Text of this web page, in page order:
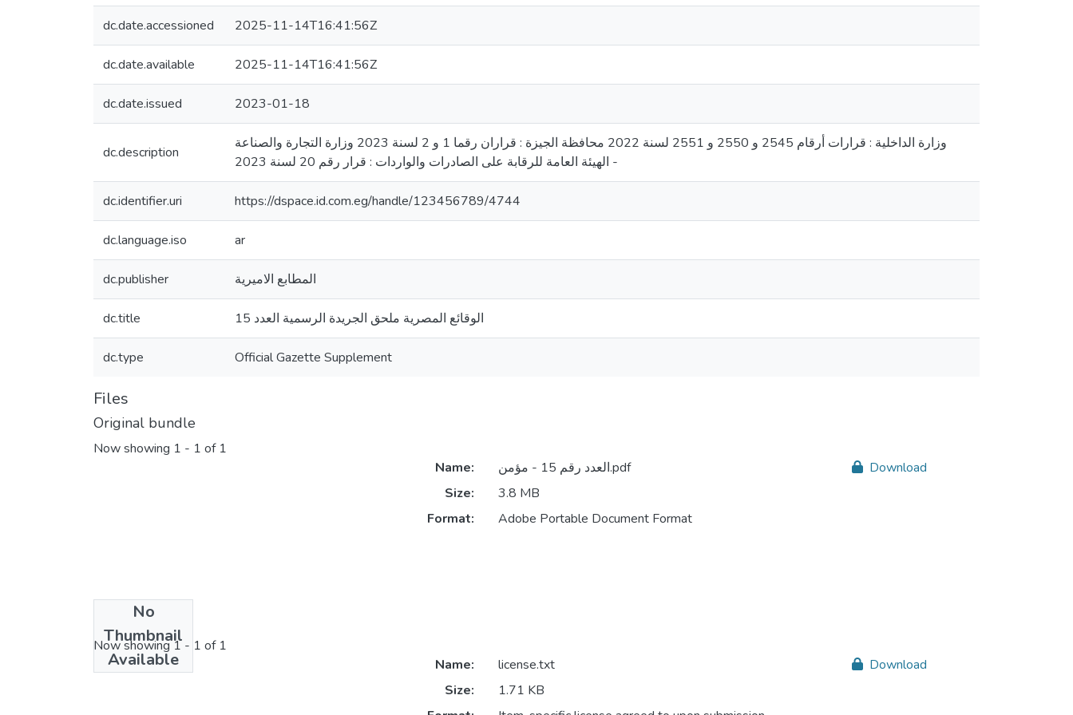
dc.date.accessioned 2025-11-14T16:41:56Z
dc.date.available 2025-11-14T16:41:56Z
dc.date.issued 2023-01-18
dc.description
وزارة الداخلية : قرارات أرقام 2545 و 2550 و 2551 لسنة 2022 محافظة الجيزة : قراران رقما 1 و 2 لسنة 2023 وزارة التجارة والصناعة
- الهيئة العامة للرقابة على الصادرات والواردات : قرار رقم 20 لسنة 2023
dc.identifier.uri https://dspace.id.com.eg/handle/123456789/4744
dc.language.iso ar
dc.publisher المطابع الاميرية
dc.title الوقائع المصرية ملحق الجريدة الرسمية العدد 15
dc.type Official Gazette Supplement
Files
Original bundle
Now showing 1 - 1 of 1
No
Thumbnail
Available
Name:
العدد رقم 15 - مؤمن.pdf
Size:
3.8 MB
Format:
Adobe Portable Document Format
Download
License bundle
Now showing1 - 1 of 1
Name:
license.txt
Size:
1.71 KB
Download